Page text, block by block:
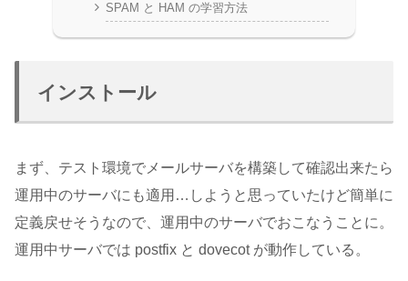
SPAM と HAM の学習方法
インストール
まず、テスト環境でメールサーバを構築して確認出来たら
運用中のサーバにも適用…しようと思っていたけど簡単に
定義戻せそうなので、運用中のサーバでおこなうことに。
運用中サーバでは postfix と dovecot が動作している。